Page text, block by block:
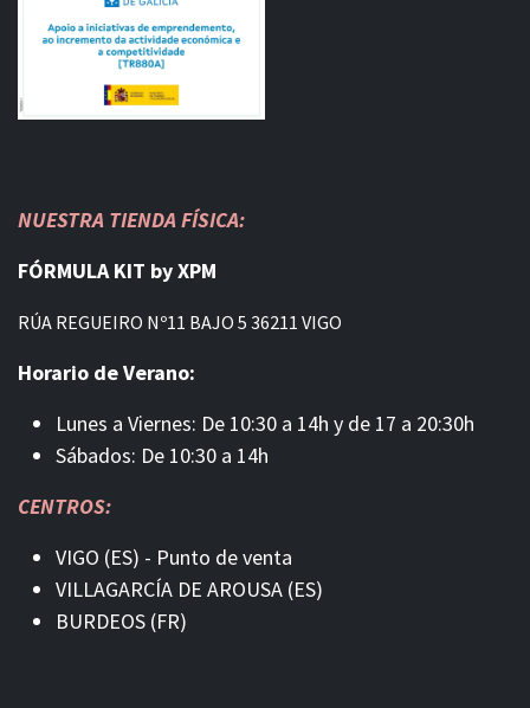
NUESTRA TIENDA FÍSICA:
FÓRMULA KIT by XPM
RÚA REGUEIRO Nº11 BAJO 5 36211 VIGO
Horario de Verano:
Lunes a Viernes: De 10:30 a 14h y de 17 a 20:30h
Sábados: De 10:30 a 14h
CENTROS:
VIGO (ES) - Punto de venta
VILLAGARCÍA DE AROUSA (ES)
BURDEOS (FR)